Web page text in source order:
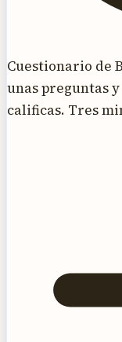
Cuestionario de
unas preguntas
calificas. Tres